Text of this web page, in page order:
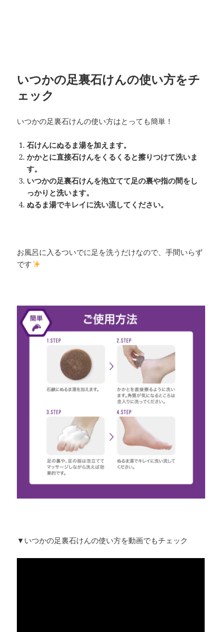
いつかの足裏石けんの使い方をチ
ェック
いつかの足裏石けんの使い方はとっても簡単！
石けんにぬるま湯を加えます。
かかとに直接石けんをくるくると擦りつけて洗いま
す。
いつかの足裏石けんを泡立てて足の裏や指の間をし
っかりと洗います。
ぬるま湯でキレイに洗い流してください。
お風呂に入るついでに足を洗うだけなので、手間いらず
です
▼いつかの足裏石けんの使い方を動画でもチェック